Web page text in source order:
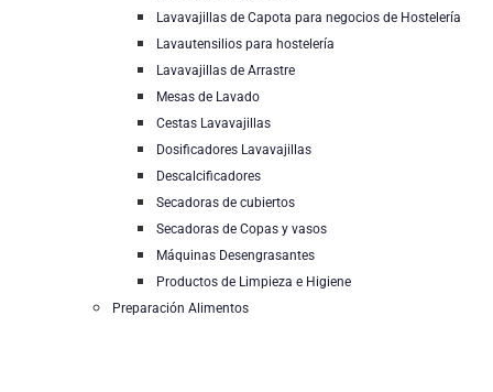
Lavavajillas de Capota para negocios de Hostelería
Lavautensilios para hostelería
Lavavajillas de Arrastre
Mesas de Lavado
Cestas Lavavajillas
Dosificadores Lavavajillas
Descalcificadores
Secadoras de cubiertos
Secadoras de Copas y vasos
Máquinas Desengrasantes
Productos de Limpieza e Higiene
Preparación Alimentos